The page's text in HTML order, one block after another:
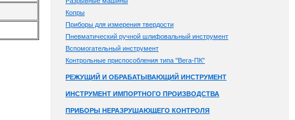
Копры
Приборы для измерения твердости
Пневматический ручной шлифовальный инструмент
Вспомогательный инструмент
Контрольные приспособления типа "Вега-ПК"
РЕЖУЩИЙ И ОБРАБАТЫВАЮЩИЙ ИНСТРУМЕНТ
ИНСТРУМЕНТ ИМПОРТНОГО ПРОИЗВОДСТВА
ПРИБОРЫ НЕРАЗРУШАЮЩЕГО КОНТРОЛЯ